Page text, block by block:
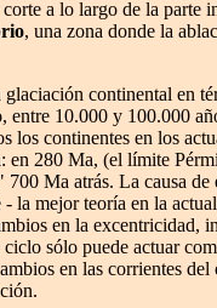
a lo largo de la parte
, una zona donde la
continental en
10.000 y 100.000
los continentes en los
en 280 Ma, (el límite
Ma atrás. La causa de
- la mejor teoría en la
en la excentricidad,
sólo puede actuar
en las corrientes